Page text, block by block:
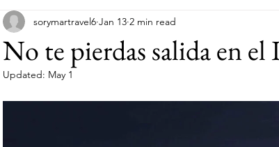
No te pierdas salida en el
sorymartravel6 Jan 13 2 min read
Updated: May 1